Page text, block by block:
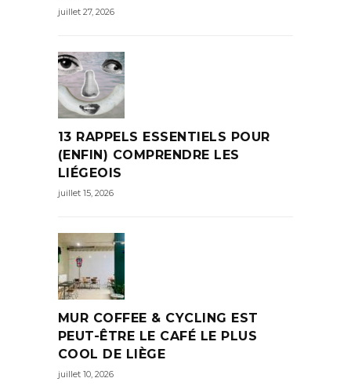
juillet 27, 2026
13 RAPPELS ESSENTIELS POUR
(ENFIN) COMPRENDRE LES
LIÉGEOIS
juillet 15, 2026
MUR COFFEE & CYCLING EST
PEUT-ÊTRE LE CAFÉ LE PLUS
COOL DE LIÈGE
juillet 10, 2026